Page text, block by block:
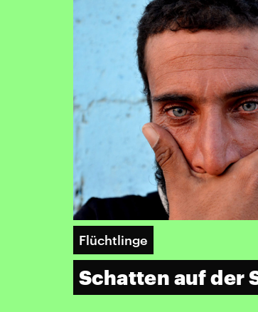
Flüchtlinge
Schatten auf der